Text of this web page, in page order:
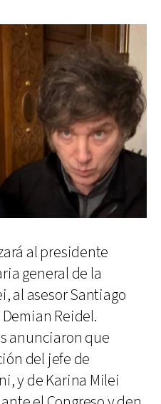
al presidente
general de la
al asesor Santiago
Reidel.
anunciaron que
del jefe de
y de Karina Milei